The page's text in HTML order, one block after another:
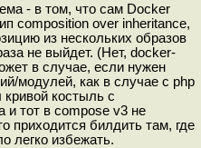
- в том, что сам Docker
composition over inheritance,
из нескольких образов
не выйдет. (Нет, docker-
в случае, если нужен
модулей, как в случае с php
костыль с
и тот в compose v3 не
приходится билдить там, где
легко избежать.